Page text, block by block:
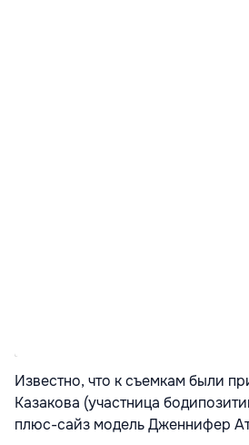
Известно, что к съемкам были
Казакова (участница
плюс-сайз модель Дженнифер